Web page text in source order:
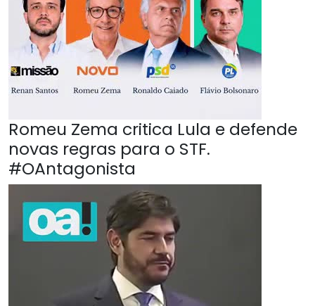
Romeu Zema critica Lula e defende
novas regras para o STF.
#OAntagonista